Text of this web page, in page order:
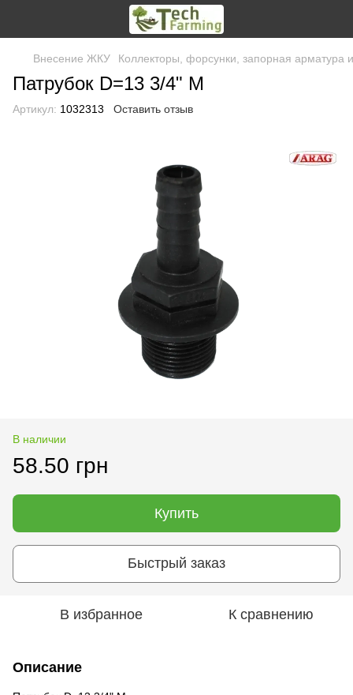
Внесение ЖКУ Коллекторы, форсунки, запорная
Патрубок D=13 3/4" М
Артикул: 1032313 Оставить отзыв
В наличии
58.50 грн
Купить
Быстрый заказ
В избранное К сравнению
Описание